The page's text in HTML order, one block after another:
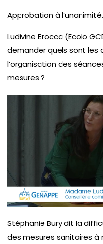
Approbation à l’unanimité.
Ludivine Brocca (Ecolo
demander quels sont les
l’organisation des
mesures ?
Stéphanie Bury dit la
des mesures sanitaires à